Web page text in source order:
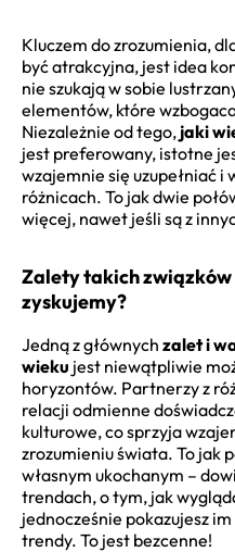
Kluczem do zrozumienia,
być atrakcyjna, jest idea
nie szukają w sobie
elementów, które
Niezależnie od tego, jaki
jest preferowany, istotne
wzajemnie się uzupełniać i
różnicach. To jak dwie
więcej, nawet jeśli są z
Zalety takich związków
zyskujemy?
Jedną z głównych zalet i
wieku jest niewątpliwie
horyzontów. Partnerzy z
relacji odmienne
kulturowe, co sprzyja
zrozumieniu świata. To jak
własnym ukochanym –
trendach, o tym, jak
jednocześnie pokazujesz
trendy. To jest bezcenne!